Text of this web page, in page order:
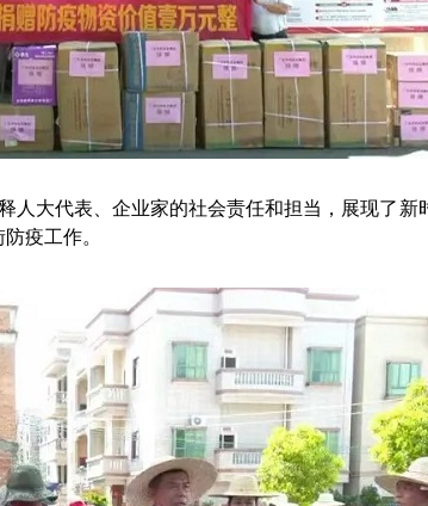
大代表、企业家的社会责任和担当，展现了新
疫工作。